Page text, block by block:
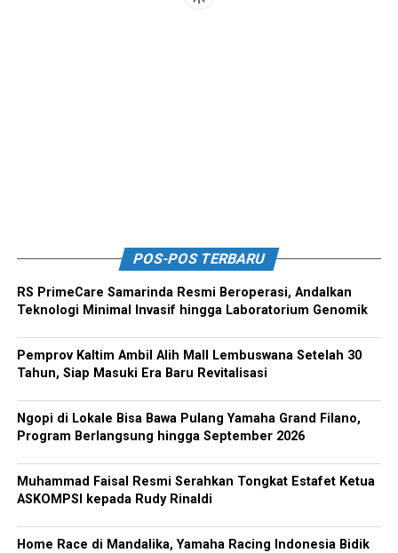
POS-POS TERBARU
RS PrimeCare Samarinda Resmi Beroperasi, Andalkan
Teknologi Minimal Invasif hingga Laboratorium Genomik
Pemprov Kaltim Ambil Alih Mall Lembuswana Setelah 30
Tahun, Siap Masuki Era Baru Revitalisasi
Ngopi di Lokale Bisa Bawa Pulang Yamaha Grand Filano,
Program Berlangsung hingga September 2026
Muhammad Faisal Resmi Serahkan Tongkat Estafet Ketua
ASKOMPSI kepada Rudy Rinaldi
Home Race di Mandalika, Yamaha Racing Indonesia Bidik